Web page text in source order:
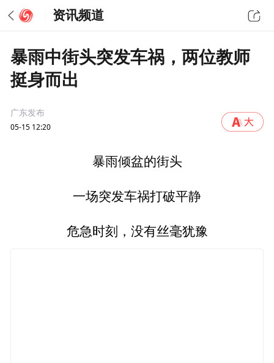
资讯频道
暴雨中街头突发车祸，两位教师
挺身而出
广东发布
05-15 12:20
暴雨倾盆的街头
一场突发车祸打破平静
危急时刻，没有丝毫犹豫